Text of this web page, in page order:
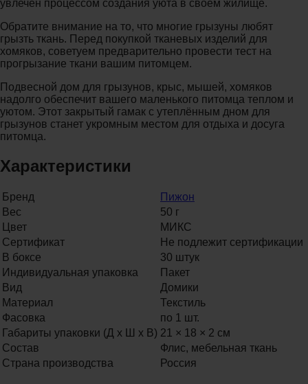
увлечен процессом создания уюта в своем жилище.
Обратите внимание на то, что многие грызуны любят
грызть ткань. Перед покупкой тканевых изделий для
хомяков, советуем предварительно провести тест на
прогрызание ткани вашим питомцем.
Подвесной дом для грызунов, крыс, мышей, хомяков
надолго обеспечит вашего маленького питомца теплом и
уютом. Этот закрытый гамак с утеплённым дном для
грызунов станет укромным местом для отдыха и досуга
питомца.
Характеристики
Бренд
Пижон
Вес
50 г
Цвет
МИКС
Сертификат
Не подлежит сертификации
В боксе
30 штук
Индивидуальная упаковка
Пакет
Вид
Домики
Материал
Текстиль
Фасовка
по 1 шт.
Габариты упаковки (Д х Ш х В) 21 × 18 × 2 см
Состав
Флис, мебельная ткань
Страна производства
Россия